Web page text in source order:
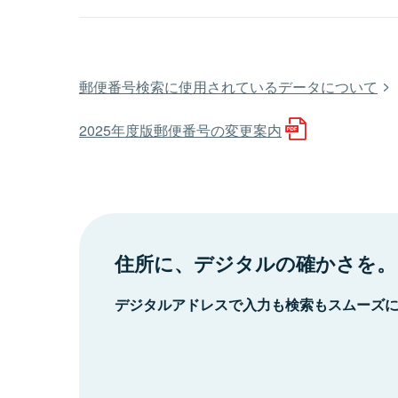
郵便番号検索に使用されているデータについて
2025年度版郵便番号の変更案内
住所に、デジタルの確かさを。
デジタルアドレスで入力も検索もスムーズ